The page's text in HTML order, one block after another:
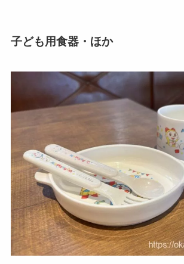
子ども用食器・ほか